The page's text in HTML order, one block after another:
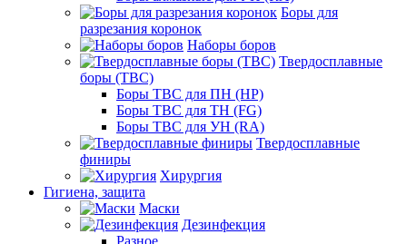
Боры для
разрезания коронок
Наборы боров
Твердосплавные
боры (ТВС)
Боры ТВС для ПН (HP)
Боры ТВС для ТН (FG)
Боры ТВС для УН (RA)
Твердосплавные
финиры
Хирургия
Гигиена, защита
Маски
Дезинфекция
Разное